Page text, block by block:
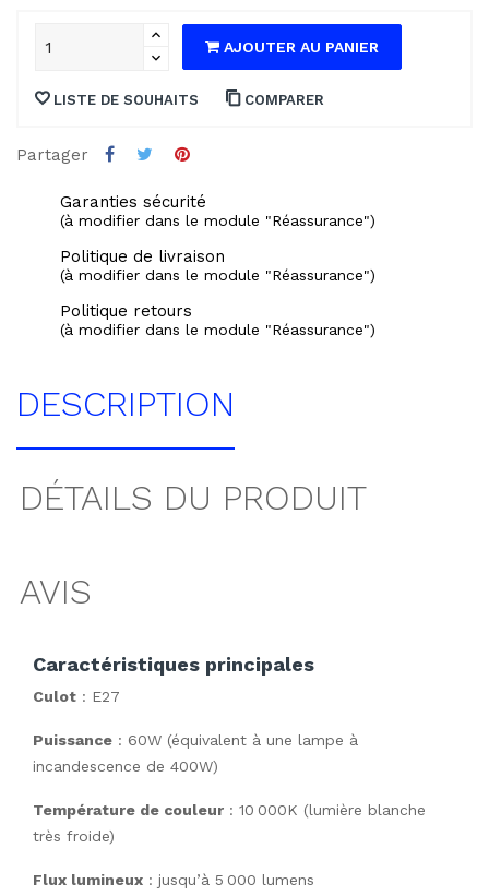
AJOUTER AU PANIER
LISTE DE SOUHAITS COMPARER
Partager
Garanties sécurité
(à modifier dans le module "Réassurance")
Politique de livraison
(à modifier dans le module "Réassurance")
Politique retours
(à modifier dans le module "Réassurance")
DESCRIPTION
DÉTAILS DU PRODUIT
AVIS
Caractéristiques principales
Culot : E27
Puissance : 60W (équivalent à une lampe à
incandescence de 400W)
Température de couleur : 10 000K (lumière blanche
très froide)
Flux lumineux : jusqu’à 5 000 lumens